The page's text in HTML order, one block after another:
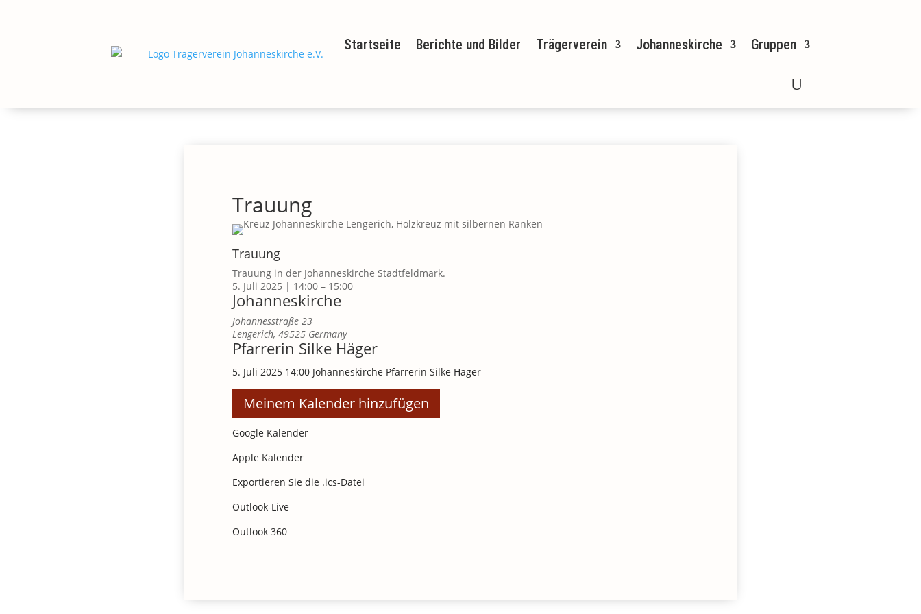
Startseite Berichte und Bilder Trägerverein Johanneskirche Gruppen
Trauung
Trauung
Trauung in der Johanneskirche Stadtfeldmark.
5. Juli 2025 | 14:00 – 15:00
Johanneskirche
Johannesstraße 23
Lengerich, 49525 Germany
Pfarrerin Silke Häger
5. Juli 2025 14:00Johanneskirche Pfarrerin Silke Häger
Meinem Kalender hinzufügen
Google Kalender
Apple Kalender
Exportieren Sie die .ics-Datei
Outlook-Live
Outlook 360